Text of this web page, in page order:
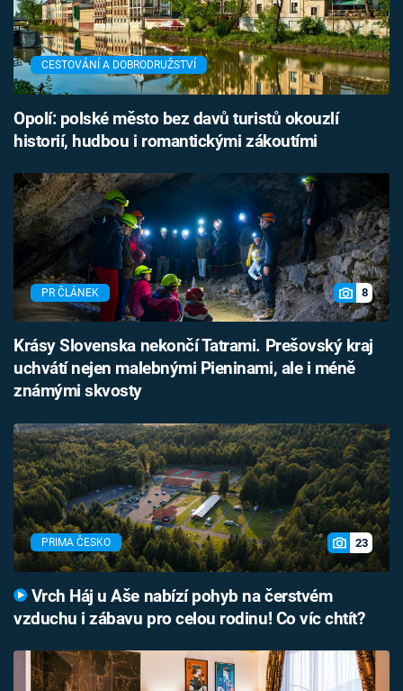
CESTOVÁNÍ A DOBRODRUŽSTVÍ
Opolí: polské město bez davů turistů okouzlí
historií, hudbou i romantickými zákoutími
PR ČLÁNEK 8
Krásy Slovenska nekončí Tatrami. Prešovský kraj
uchvátí nejen malebnými Pieninami, ale i méně
známými skvosty
PRIMA ČESKO 23
Vrch Háj u Aše nabízí pohyb na čerstvém
vzduchu i zábavu pro celou rodinu! Co víc chtít?